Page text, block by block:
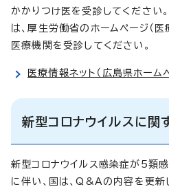
かかりつけ医を受診してください
は、厚生労働省のホームページ（医
医療機関を受診してください。
医療情報ネット（広島県ホーム
新型コロナウイルスに
新型コロナウイルス感染症が5類
に伴い、国は、Q&Aの内容を更新